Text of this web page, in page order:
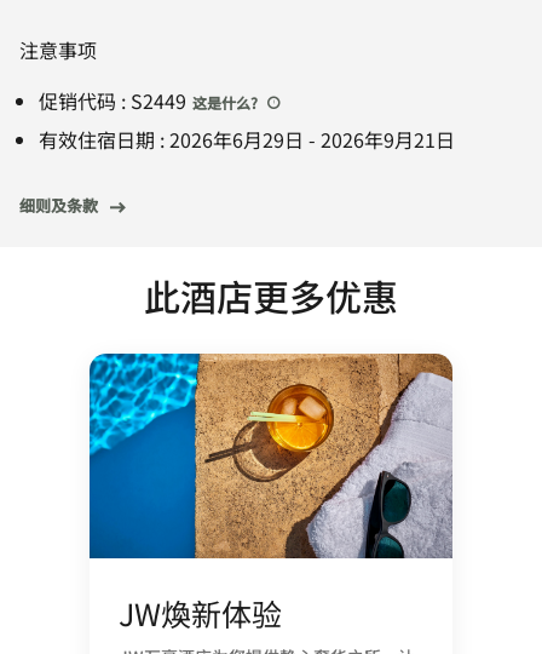
注意事项
促销代码 : S2449 这是什么?
有效住宿日期 :2026年6月29日 - 2026年9月21日
细则及条款
此酒店更多优惠
JW煥新体验